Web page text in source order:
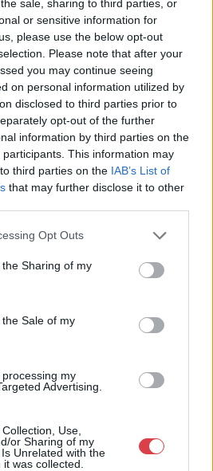
sale, sharing to third parties, or
or sensitive information for
please use the below opt-out
Please note that after your
you may continue seeing
on personal information utilized by
disclosed to third parties prior to
opt-out of the further
information by third parties on the
participants. This information may
third parties on the IAB’s List of
that may further disclose it to other
Opt Outs
Sharing of my
Sale of my
my
Advertising.
Use,
or Sharing of my
Unrelated with the
was collected.
21
Kikiáltási ár: 12 000
Aukció:
29. aukció / műtárgy
Aukció időpontja: 2015-05-21
18:00
MEGTEKINTEM
21
FÉMTÁRGYAK
Kikiáltási ár:
29. aukció / műtárgy
Aukció időpontja: 2015-05-21
18:00